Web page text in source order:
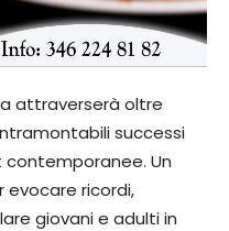
attraverserà oltre
successi
Un
ricordi,
giovani e adulti in